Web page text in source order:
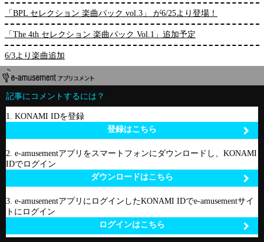
「BPL セレクション 楽曲パック vol.3」 が6/25より登場！
「The 4th セレクション 楽曲パック Vol.1」追加予定
6/3より楽曲追加
記事にコメントするには？
1. KONAMI IDを登録
登録はこちら
2. e-amusementアプリをスマートフォンにダウンロードし、KONAMI
IDでログイン
ダウンロードはこちら
3. e-amusementアプリにログインしたKONAMI IDでe-amusementサイ
トにログイン
ログインはこちら